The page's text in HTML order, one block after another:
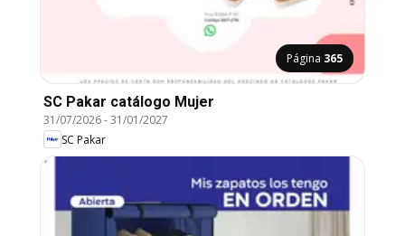
Página 365
SC Pakar catálogo Mujer
31/07/2026-31/01/2027
SC Pakar